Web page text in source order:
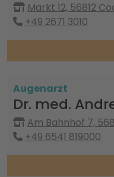
Markt 12, 56812
+49 2671 3010
Augenarzt
Dr. med.
Am Bahnhof 7,
+49 6541 819000